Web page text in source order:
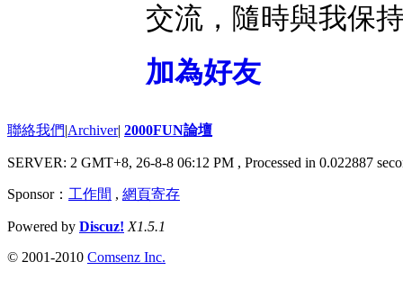
交流，隨時與我保
加為好友
聯絡我們|Archiver| 2000FUN論壇
SERVER: 2 GMT+8, 26-8-8 06:12 PM , Processed in 0.022887
Sponsor： 工作間 , 網頁寄存
Powered by Discuz! X1.5.1
© 2001-2010 Comsenz Inc.